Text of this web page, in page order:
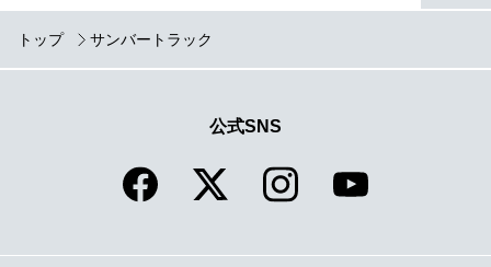
トップ サンバートラック
公式SNS